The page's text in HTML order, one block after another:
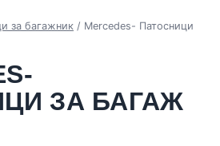
за багажник / Mercedes- Патосници
ЗА БАГАЖ